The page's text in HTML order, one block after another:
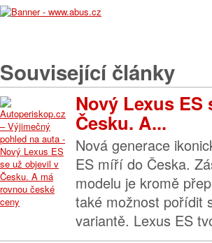
Související články
Nový Lexus
Česku. A...
Nová generace
ES míří do Česka.
modelu je kromě
také možnost pořídit
variantě. Lexus ES